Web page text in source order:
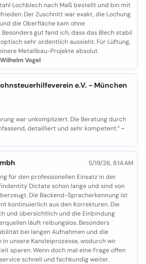
Lochblech nach Maß bestellt und bin mit
Der Zuschnitt war exakt, die Lochung
die Oberfläche kam ohne
Besonders gut fand ich, dass das Blech stabil
sehr ordentlich aussieht. Für Lüftung,
Metallbau-Projekte absolut
Vogel
e.V. - München
war unkompliziert. Die Beratung durch
detailliert und sehr kompetent.” -
5/19/26, 8:14 AM
für den professionellen Einsatz in der
Dictate schon lange und sind von
Die Backend-Spracherkennung ist
kontinuierlich aus den Korrekturen. Die
und übersichtlich und die Einbindung
läuft reibungslos. Besonders
bei langen Aufnahmen und die
unsere Kanzleiprozesse, wodurch wir
sparen. Wenn doch mal eine Frage offen
schnell und fachkundig weiter.